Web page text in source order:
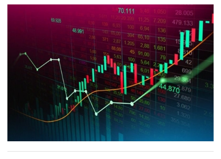
áp lực bán từ khối ngoại gia tăng mạnh vào cuối phiên, với giá trị
bán ròng vượt 1.100 tỷ đồng trên sàn HoSE.